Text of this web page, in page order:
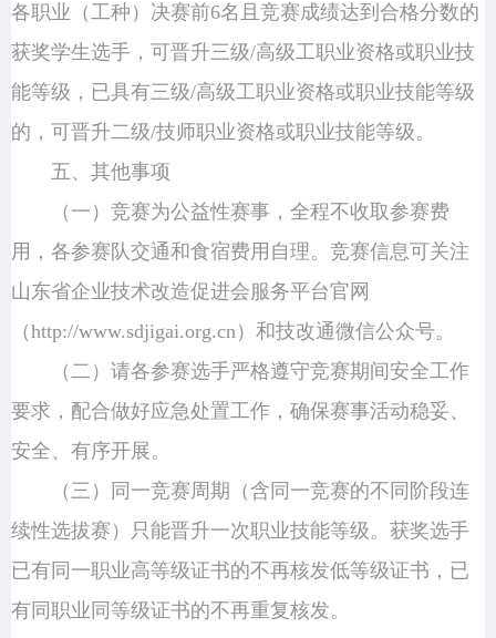
各职业（工种）决赛前6名且竞赛成绩达到合格分数的
获奖学生选手，可晋升三级/高级工职业资格或职业技
能等级，已具有三级/高级工职业资格或职业技能等级
的，可晋升二级/技师职业资格或职业技能等级。
五、其他事项
（一）竞赛为公益性赛事，全程不收取参赛费
用，各参赛队交通和食宿费用自理。竞赛信息可关注
山东省企业技术改造促进会服务平台官网
（http://www.sdjigai.org.cn）和技改通微信公众号。
（二）请各参赛选手严格遵守竞赛期间安全工作
要求，配合做好应急处置工作，确保赛事活动稳妥、
安全、有序开展。
（三）同一竞赛周期（含同一竞赛的不同阶段连
续性选拔赛）只能晋升一次职业技能等级。获奖选手
已有同一职业高等级证书的不再核发低等级证书，已
有同职业同等级证书的不再重复核发。